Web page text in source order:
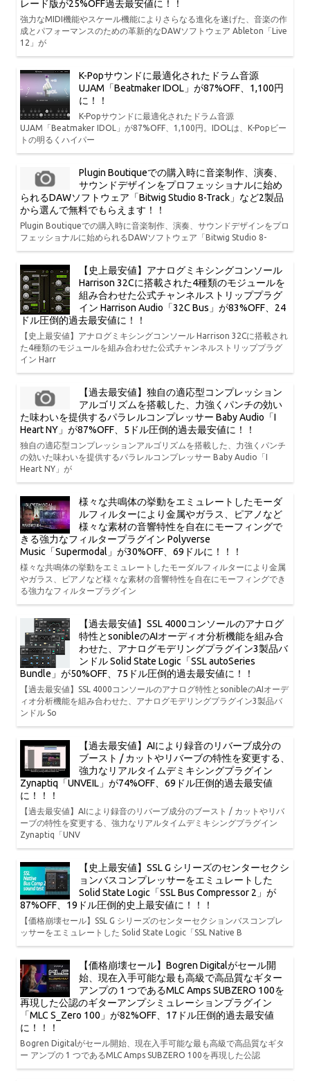
レード版が25%OFF過去最安値に！！
強力なMIDI機能やスケール機能によりさらなる進化を遂げた、音楽の作
成とパフォーマンスのための革新的なDAWソフトウェア Ableton「Live
12」が
K-Popサウンドに最適化されたドラム音源
UJAM「Beatmaker IDOL」が87%OFF、1,100円
に！！
K-Popサウンドに最適化されたドラム音源
UJAM「Beatmaker IDOL」が87%OFF、1,100円。IDOLは、K-Popビー
トの明るくハイパー
Plugin Boutiqueでの購入時に音楽制作、演奏、
サウンドデザインをプロフェッショナルに始め
られるDAWソフトウェア「Bitwig Studio 8-Track」など2製品
から選んで無料でもらえます！！
Plugin Boutiqueでの購入時に音楽制作、演奏、サウンドデザインをプロ
フェッショナルに始められるDAWソフトウェア「Bitwig Studio 8-
【史上最安値】アナログミキシングコンソール
Harrison 32Cに搭載された4種類のモジュールを
組み合わせた公式チャンネルストリッププラグ
イン Harrison Audio「32C Bus」が83%OFF、24
ドル圧倒的過去最安値に！！
【史上最安値】アナログミキシングコンソール Harrison 32Cに搭載され
た4種類のモジュールを組み合わせた公式チャンネルストリッププラグ
イン Harr
【過去最安値】独自の適応型コンプレッション
アルゴリズムを搭載した、力強くパンチの効い
た味わいを提供するパラレルコンプレッサー Baby Audio「I
Heart NY」が87%OFF、5ドル圧倒的過去最安値に！！
独自の適応型コンプレッションアルゴリズムを搭載した、力強くパンチ
の効いた味わいを提供するパラレルコンプレッサー Baby Audio「I
Heart NY」が
様々な共鳴体の挙動をエミュレートしたモーダ
ルフィルターにより金属やガラス、ピアノなど
様々な素材の音響特性を自在にモーフィングで
きる強力なフィルタープラグイン Polyverse
Music「Supermodal」が30%OFF、69ドルに！！！
様々な共鳴体の挙動をエミュレートしたモーダルフィルターにより金属
やガラス、ピアノなど様々な素材の音響特性を自在にモーフィングでき
る強力なフィルタープラグイン
【過去最安値】SSL 4000コンソールのアナログ
特性とsonibleのAIオーディオ分析機能を組み合
わせた、アナログモデリングプラグイン3製品バ
ンドル Solid State Logic「SSL autoSeries
Bundle」が50%OFF、75ドル圧倒的過去最安値に！！
【過去最安値】SSL 4000コンソールのアナログ特性とsonibleのAIオーデ
ィオ分析機能を組み合わせた、アナログモデリングプラグイン3製品バ
ンドル So
【過去最安値】AIにより録音のリバーブ成分の
ブースト / カットやリバーブの特性を変更する、
強力なリアルタイムデミキシングプラグイン
Zynaptiq「UNVEIL」が74%OFF、69ドル圧倒的過去最安値
に！！！
【過去最安値】AIにより録音のリバーブ成分のブースト / カットやリバ
ーブの特性を変更する、強力なリアルタイムデミキシングプラグイン
Zynaptiq「UNV
【史上最安値】SSL G シリーズのセンターセクシ
ョンバスコンプレッサーをエミュレートした
Solid State Logic「SSL Bus Compressor 2」が
87%OFF、19ドル圧倒的史上最安値に！！！
【価格崩壊セール】SSL G シリーズのセンターセクションバスコンプレ
ッサーをエミュレートした Solid State Logic「SSL Native B
【価格崩壊セール】Bogren Digitalがセール開
始、現在入手可能な最も高級で高品質なギター
アンプの 1 つであるMLC Amps SUBZERO 100を
再現した公認のギターアンプシミュレーションプラグイン
「MLC S_Zero 100」が82%OFF、17ドル圧倒的過去最安値
に！！！
Bogren Digitalがセール開始、現在入手可能な最も高級で高品質なギタ
ー アンプの 1 つであるMLC Amps SUBZERO 100を再現した公認